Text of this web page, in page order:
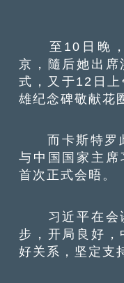
至10日晚，
京，隨后她出席
式，又于12日
雄纪念碑敬献花
而卡斯特罗此
与中国国家主
首次正式会晤。
习近平在会谈
步，开局良好
好关系，坚定支